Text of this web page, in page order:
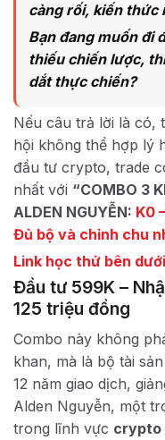
càng rối, kiến thức
Bạn đang muốn đi
thiếu chiến lược,
dắt thực chiến?
Nếu câu trả lời là có,
hội không thể hợp lý
đầu tư crypto, trade
nhất với “COMBO 3
ALDEN NGUYỄN: K0
Đủ bộ và chỉnh chu
Link học thử bên dưới
Đầu tư 599K –
125 triệu đồng
Combo này không
khan, mà là bộ tài
12 năm giao dịch,
Alden Nguyễn, một
trong lĩnh vực crypto